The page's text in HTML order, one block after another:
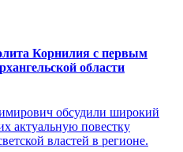
Корнилия с первым
области
обсудили широкий
актуальную повестку
властей в регионе.